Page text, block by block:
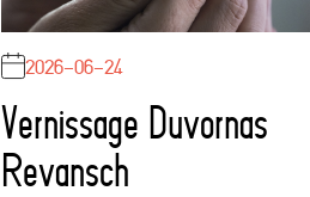
2026-06-24
Vernissage Duvornas
Revansch